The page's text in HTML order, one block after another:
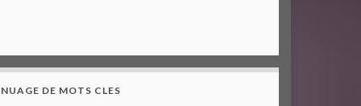
NUAGE DE MOTS CLES